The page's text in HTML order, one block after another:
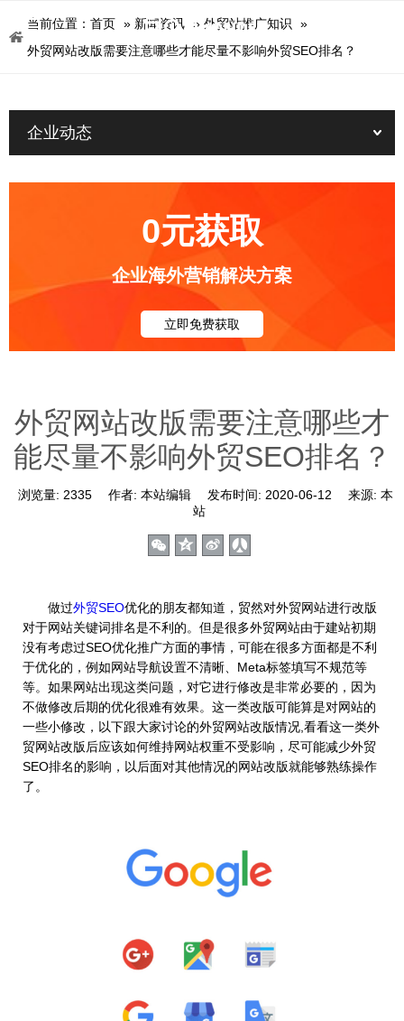
当前位置： 首页 » 新闻资讯 » 外贸站推广知识
»
外贸网站改版需要注意哪些才能尽量不影响外贸SEO排名？
企业动态
0元获取
企业海外营销解决方案
立即免费获取
外贸网站改版需要注意哪些才
能尽量不影响外贸SEO排名？
浏览量: 2335 作者: 本站编辑 发布时间: 2020-06-12 来源: 本
站
做过外贸SEO优化的朋友都知道，贸然对外贸网站进行改版
对于网站关键词排名是不利的。但是很多外贸网站由于建站初期
没有考虑过SEO优化推广方面的事情，可能在很多方面都是不利
于优化的，例如网站导航设置不清晰、Meta标签填写不规范等
等。如果网站出现这类问题，对它进行修改是非常必要的，因为
不做修改后期的优化很难有效果。这一类改版可能算是对网站的
一些小修改，以下跟大家讨论的外贸网站改版情况,看看这一类外
贸网站改版后应该如何维持网站权重不受影响，尽可能减少外贸
SEO排名的影响，以后面对其他情况的网站改版就能够熟练操作
了。